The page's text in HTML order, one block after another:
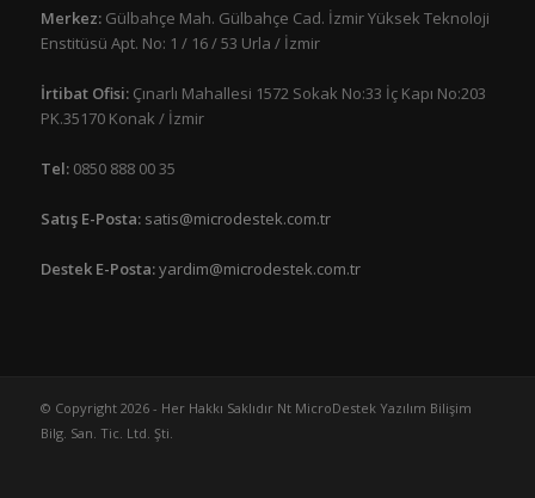
Merkez:Gülbahçe Mah. Gülbahçe Cad. İzmir Yüksek Teknoloji
Enstitüsü Apt. No: 1 / 16 / 53 Urla / İzmir
İrtibat Ofisi: Çınarlı Mahallesi 1572 Sokak No:33 İç Kapı No:203
PK.35170 Konak / İzmir
Tel:0850 888 00 35
Satış E-Posta: satis@microdestek.com.tr
Destek E-Posta:yardim@microdestek.com.tr
© Copyright 2026 - Her Hakkı Saklıdır Nt MicroDestek Yazılım Bilişim
Bilg. San. Tic. Ltd. Şti.